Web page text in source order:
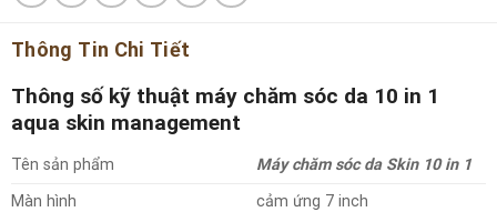
Thông Tin Chi Tiết
Thông số kỹ thuật máy chăm sóc da 10 in 1
aqua skin management
Tên sản phẩm
Máy chăm sóc da Skin 10 in 1
Màn hình
cảm ứng 7 inch